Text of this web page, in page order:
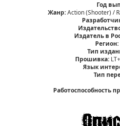
Год
Жанр:Action (Shooter) /
Издатель в
Регион:
Тип
Прошивка:
Язык
Тип
Работоспособность